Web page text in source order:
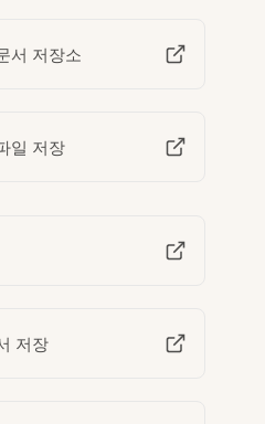
서 저장소
일 저장
저장